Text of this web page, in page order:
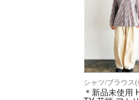
＊新品未使用